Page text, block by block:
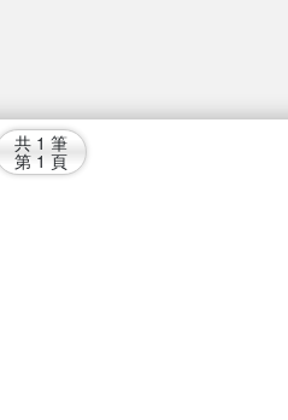
共 1 筆
第 1 頁